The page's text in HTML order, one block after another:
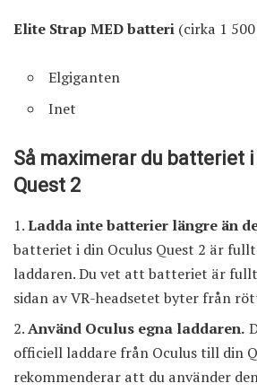
Elite Strap MED batteri (cirka 1
Elgiganten
Inet
Så maximerar du batteriet
Quest 2
Ladda inte batterier längre än
batteriet i din Oculus Quest 2 är
laddaren. Du vet att batteriet är
sidan av VR-headsetet byter från
Använd Oculus egna laddaren.
officiell laddare från Oculus till din
rekommenderar att du använder